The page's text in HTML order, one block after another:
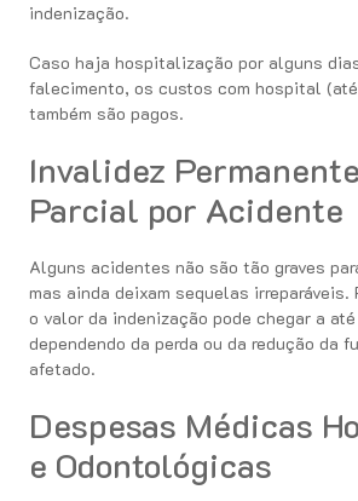
indenização.
Caso haja hospitalização por alguns
falecimento, os custos com hospital
também são pagos.
Invalidez
Parcial por Acidente
Alguns acidentes não são tão graves
mas ainda deixam sequelas irreparáveis.
o valor da indenização pode chegar a
dependendo da perda ou da redução da
afetado.
Despesas Médicas
e Odontológicas